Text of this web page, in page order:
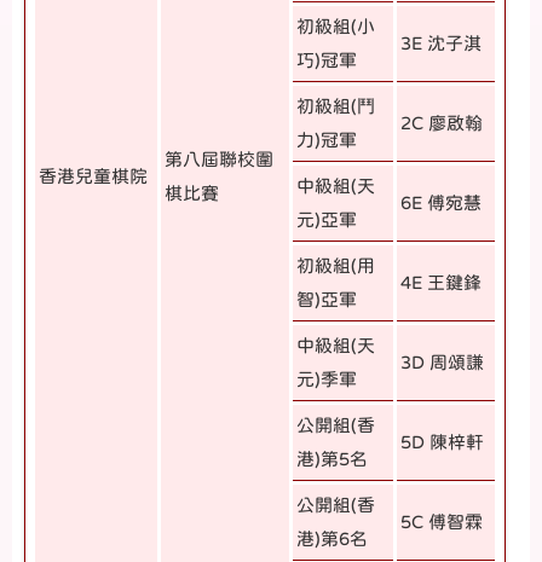
香港兒童棋院
第八屆聯校圍
棋比賽
初級組(小
巧)冠軍
3E 沈子淇
初級組(鬥
力)冠軍
2C 廖啟翰
中級組(天
元)亞軍
6E 傅宛慧
初級組(用
智)亞軍
4E 王鍵鋒
中級組(天
元)季軍
3D 周頌謙
公開組(香
港)第5名
5D 陳梓軒
公開組(香
港)第6名
5C 傅智霖